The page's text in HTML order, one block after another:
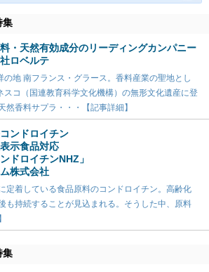
集
・天然有効成分のリーディングカンパニー
ロベルテ
の地 南フランス・グラース。香料産業の聖地とし
スコ（国連教育科学文化機構）の無形文化遺産に登
然香料サプラ・・・【記事詳細】
ンドロイチン
示食品対応
ンドロイチンNHZ」
株式会社
定着している食品原料のコンドロイチン。高齢化
も持続することが見込まれる。そうした中、原料
集